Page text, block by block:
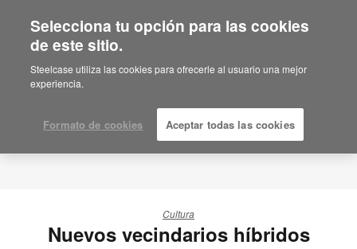
Cultura
Nuevos vecindarios híbridos
Selecciona tu opción para las cookies
de este sitio.
Steelcase utiliza las cookies para ofrecerle al usuario una mejor
experiencia.
Formato de cookies Aceptar todas las cookies